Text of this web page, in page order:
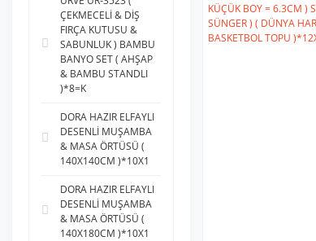
ÇEKMECELİ & DİŞ
FIRÇA KUTUSU &
SABUNLUK ) BAMBU
BANYO SET ( AHŞAP
& BAMBU STANDLI
)*8=K
DORA HAZIR ELFAYLI
DESENLİ MUŞAMBA
& MASA ÖRTÜSÜ (
140X140CM )*10X1
DORA HAZIR ELFAYLI
DESENLİ MUŞAMBA
& MASA ÖRTÜSÜ (
140X180CM )*10X1